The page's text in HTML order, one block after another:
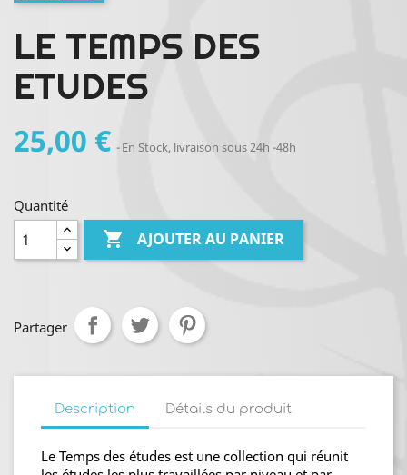
LE TEMPS DES
ETUDES
25,00 € En Stock, livraison sous 24h -48h
Quantité
 AJOUTER AU PANIER
Partager
Description Détails du produit
Le Temps des études est une collection qui réunit